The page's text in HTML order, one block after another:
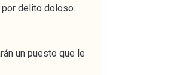
delito doloso.
un puesto que le